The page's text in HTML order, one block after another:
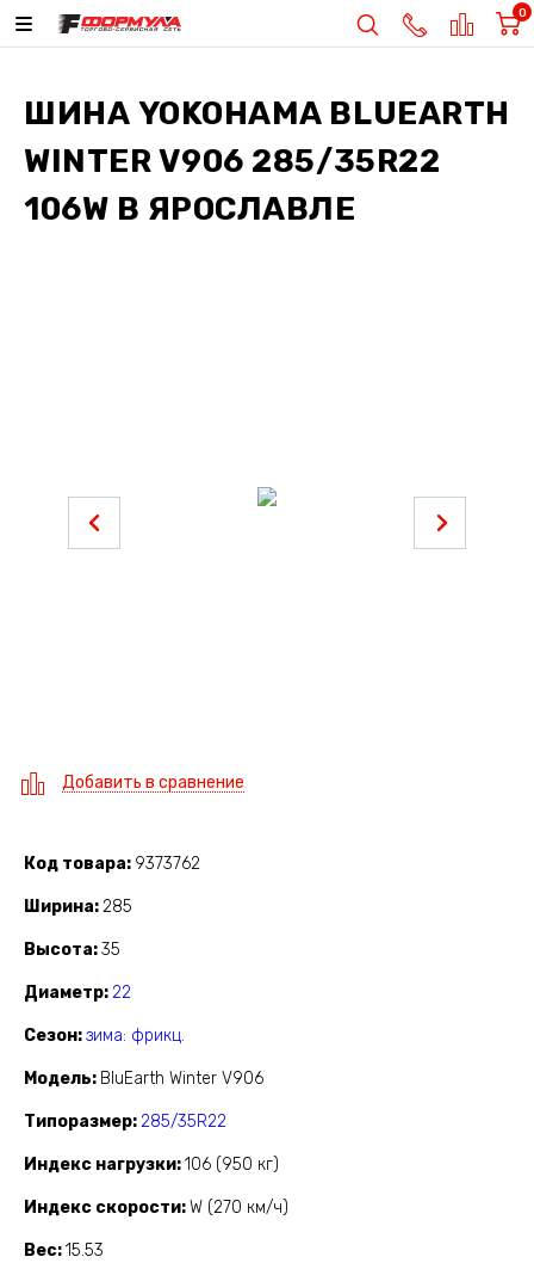
0
ШИНА YOKOHAMA BLUEARTH
WINTER V906 285/35R22
106W В ЯРОСЛАВЛЕ
Добавить в сравнение
Код товара 9373762
Ширина 285
Высота 35
Диаметр 22
Сезон зима: фрикц.
Модель BluEarth Winter V906
Типоразмер 285/35R22
Индекс нагрузки 106 (950 кг)
Индекс скорости W (270 км/ч)
Вес 15.53